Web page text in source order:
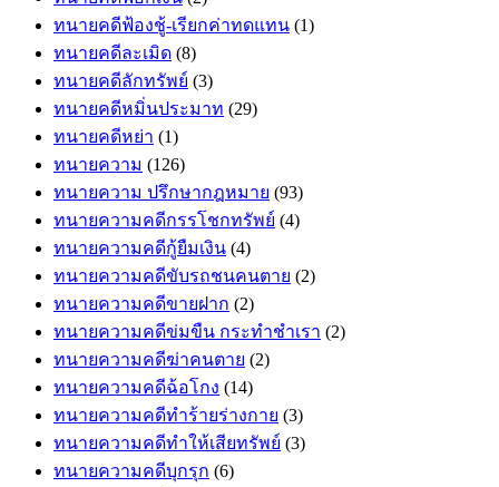
ทนายคดีฟ้องชู้-เรียกค่าทดแทน (1)
ทนายคดีละเมิด (8)
ทนายคดีลักทรัพย์ (3)
ทนายคดีหมิ่นประมาท (29)
ทนายคดีหย่า (1)
ทนายความ (126)
ทนายความ ปรึกษากฎหมาย (93)
ทนายความคดีกรรโชกทรัพย์ (4)
ทนายความคดีกู้ยืมเงิน (4)
ทนายความคดีขับรถชนคนตาย (2)
ทนายความคดีขายฝาก (2)
ทนายความคดีข่มขืน กระทำชำเรา (2)
ทนายความคดีฆ่าคนตาย (2)
ทนายความคดีฉ้อโกง (14)
ทนายความคดีทำร้ายร่างกาย (3)
ทนายความคดีทำให้เสียทรัพย์ (3)
ทนายความคดีบุกรุก (6)